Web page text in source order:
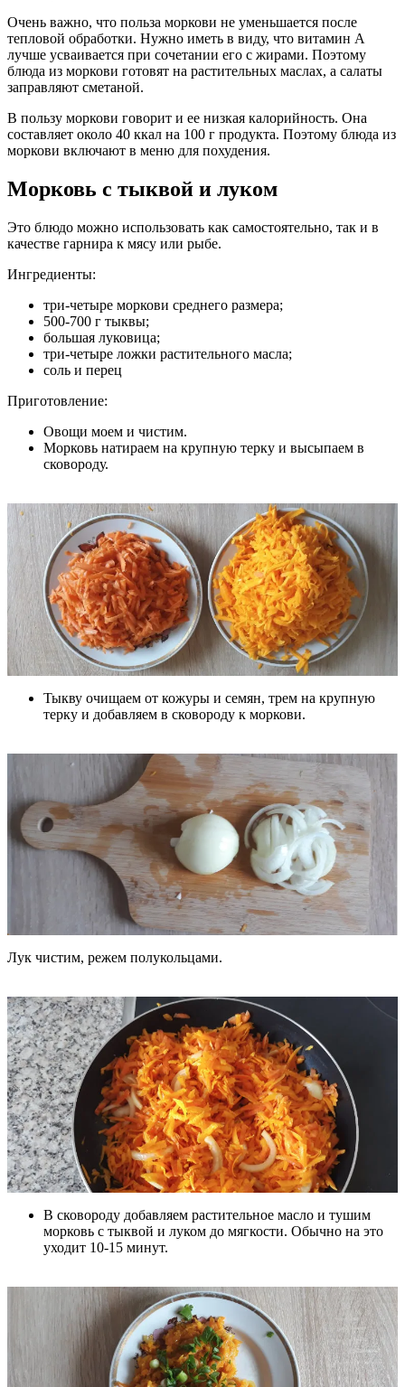
Очень важно, что польза моркови не уменьшается после
тепловой обработки. Нужно иметь в виду, что витамин А
лучше усваивается при сочетании его с жирами. Поэтому
блюда из моркови готовят на растительных маслах, а салаты
заправляют сметаной.
В пользу моркови говорит и ее низкая калорийность. Она
составляет около 40 ккал на 100 г продукта. Поэтому блюда из
моркови включают в меню для похудения.
Морковь с тыквой и луком
Это блюдо можно использовать как самостоятельно, так и в
качестве гарнира к мясу или рыбе.
Ингредиенты:
три-четыре моркови среднего размера;
500-700 г тыквы;
большая луковица;
три-четыре ложки растительного масла;
соль и перец
Приготовление:
Овощи моем и чистим.
Морковь натираем на крупную терку и высыпаем в
сковороду.
Тыкву очищаем от кожуры и семян, трем на крупную
терку и добавляем в сковороду к моркови.
Лук чистим, режем полукольцами.
В сковороду добавляем растительное масло и тушим
морковь с тыквой и луком до мягкости. Обычно на это
уходит 10-15 минут.